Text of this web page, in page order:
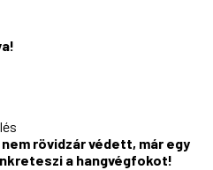
rövidzár védett, már egy
a hangvégfokot!